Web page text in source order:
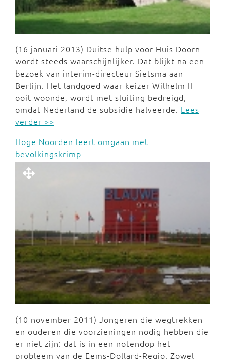
(16 januari 2013) Duitse hulp voor Huis Doorn
wordt steeds waarschijnlijker. Dat blijkt na een
bezoek van interim-directeur Sietsma aan
Berlijn. Het landgoed waar keizer Wilhelm II
ooit woonde, wordt met sluiting bedreigd,
omdat Nederland de subsidie halveerde. Lees
verder >>
Hoge Noorden leert omgaan met
bevolkingskrimp
(10 november 2011) Jongeren die wegtrekken
en ouderen die voorzieningen nodig hebben die
er niet zijn: dat is in een notendop het
probleem van de Eems-Dollard-Regio. Zowel